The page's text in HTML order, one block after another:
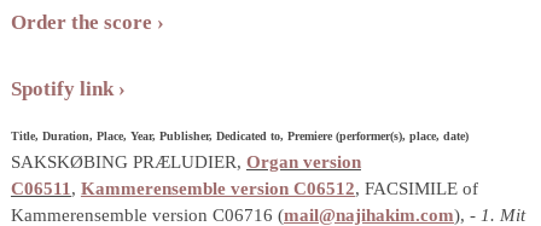
Order the score
Spotify link
Title, Duration, Place, Year, Publisher, Dedicated to, Premiere (performer(s), place, date)
SAKSKØBING PRÆLUDIER, Organ version
C06511 , Kammerensemble version C06512, FACSIMILE of
Kammerensemble version C06716 (mail@najihakim.com), - 1. Mit